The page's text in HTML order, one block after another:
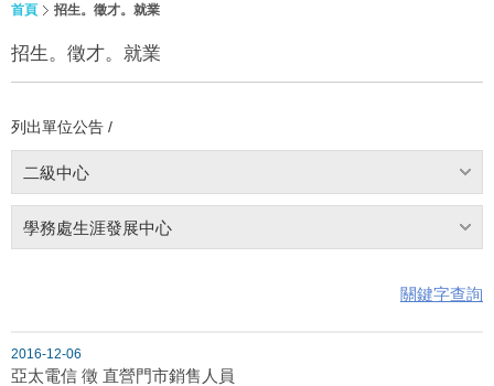
首頁 招生。徵才。就業
招生。徵才。就業
列出單位公告 /
二級中心
學務處生涯發展中心
關鍵字查詢
2016-12-06
亞太電信 徵 直營門市銷售人員